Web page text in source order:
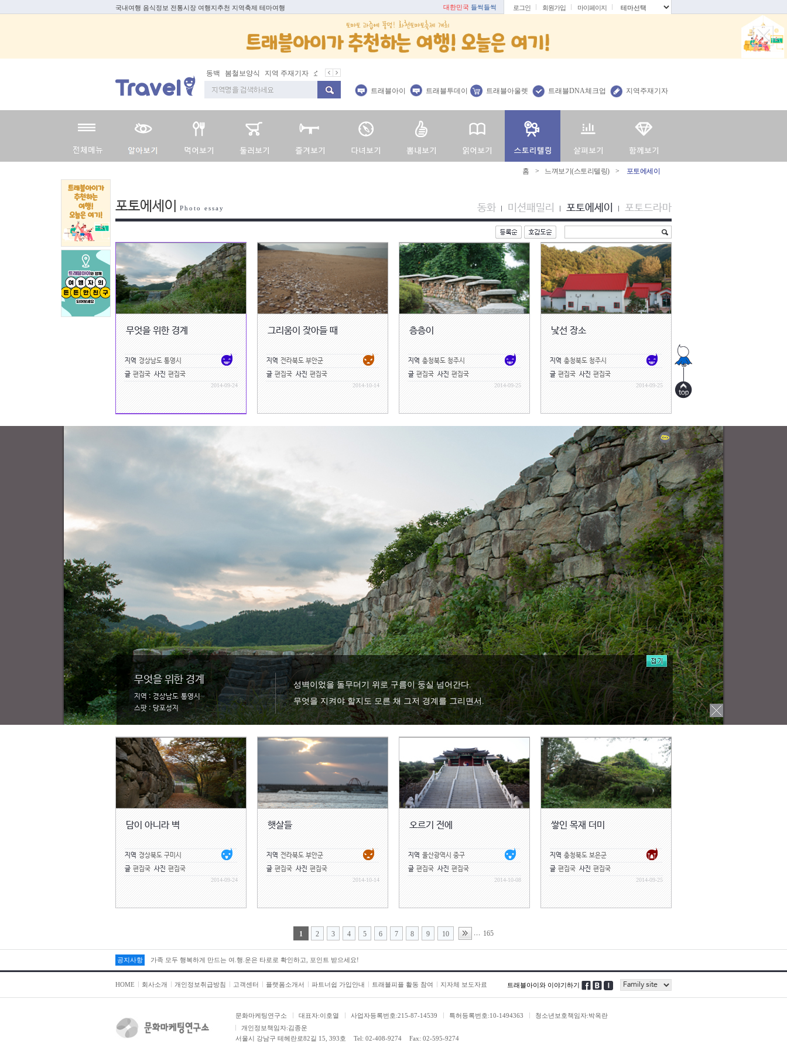
국내여행 음식정보 전통시장 여행지추천 지역축제 테마여행 대한민국 들썩들썩 로그인 회원가입 마이페이지
동백 봄철보양식 지역 주재기자 쇼 미 더 트래블아이
트래블아이 트래블투데이 트래블아울렛 트래블DNA체크업 지역주재기자
홈 > 느껴보기(스토리텔링) > 포토에세이
포토에세이 Photo essay 동화 미션패밀리 포토에세이 포토드라마
무엇을 위한 경계
지역 경상남도 통영시
글 편집국 사진 편집국
2014-09-24
지역 : 경상남도 통영시
스팟 : 당포성지
무엇을 위한 경계
성벽이었을 돌무더기 위로 구름이 둥실 넘어간다.
무엇을 지켜야 할지도 모른 채 그저 경계를 그리면서.
그리움이 잦아들 때
지역 전라북도 부안군
글 편집국 사진 편집국
2014-10-14
층층이
지역 충청북도 청주시
글 편집국 사진 편집국
2014-09-25
낯선 장소
지역 충청북도 청주시
글 편집국 사진 편집국
2014-09-25
담이 아니라 벽
지역 경상북도 구미시
글 편집국 사진 편집국
2014-09-24
햇살들
지역 전라북도 부안군
글 편집국 사진 편집국
2014-10-14
오르기 전에
지역 울산광역시 중구
글 편집국 사진 편집국
2014-10-08
쌓인 목재 더미
지역 충청북도 보은군
글 편집국 사진 편집국
2014-09-25
1 2 3 4 5 6 7 8 9 10 ... 165
공지사항 가족 모두 행복하게 만드는 여.행.운은 타로로 확인하고, 포인트 받으세요!
HOME 회사소개 개인정보취급방침 고객센터 플랫폼소개서 파트너쉽 가입안내 트래블피플 활동 참여 지자체 보도자료 트래블아이와 이야기하기
문화마케팅연구소 대표자:이호열 사업자등록번호:215-87-14539 특허등록번호:10-1494363
청소년보호책임자:박옥란
개인정보책임자:김종운
서울시 강남구 테헤란로82길 15, 393호
Tel: 02-408-9274 Fax: 02-595-9274